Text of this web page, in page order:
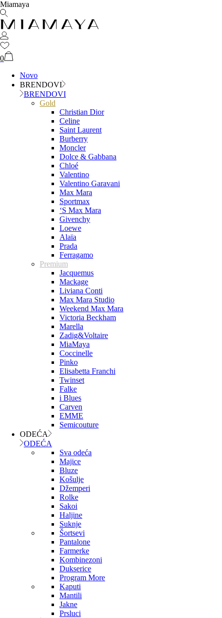
Miamaya
0
Novo
BRENDOVI
BRENDOVI
Gold
Christian Dior
Celine
Saint Laurent
Burberry
Moncler
Dolce & Gabbana
Chloé
Valentino
Valentino Garavani
Max Mara
Sportmax
‘S Max Mara
Givenchy
Loewe
Alaïa
Prada
Ferragamo
Premium
Jacquemus
Mackage
Liviana Conti
Max Mara Studio
Weekend Max Mara
Victoria Beckham
Marella
Zadig&Voltaire
MiaMaya
Coccinelle
Pinko
Elisabetta Franchi
Twinset
Falke
i Blues
Carven
EMME
Semicouture
ODEĆA
ODEĆA
Sva odeća
Majice
Bluze
Košulje
Džemperi
Rolke
Sakoi
Haljine
Suknje
Šortsevi
Pantalone
Farmerke
Kombinezoni
Dukserice
Program More
Kaputi
Mantili
Jakne
Prsluci